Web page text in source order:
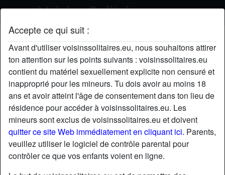
Accepte ce qui suit :
Avant d'utiliser voisinssolitaires.eu, nous souhaitons attirer
ton attention sur les points suivants : voisinssolitaires.eu
contient du matériel sexuellement explicite non censuré et
inapproprié pour les mineurs. Tu dois avoir au moins 18
ans et avoir atteint l'âge de consentement dans ton lieu de
résidence pour accéder à voisinssolitaires.eu. Les
mineurs sont exclus de voisinssolitaires.eu et doivent
quitter ce site Web immédiatement en cliquant ici. Parents,
veuillez utiliser le logiciel de contrôle parental pour
contrôler ce que vos enfants voient en ligne.
LéoneEnchanting's profil